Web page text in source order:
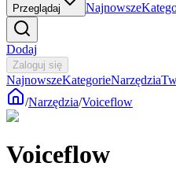
Przeglądaj Najnowsze
Dodaj
Zaloguj się
NajnowszeKategorieNarzędzia
/Narzędzia/Voiceflow
Voiceflow